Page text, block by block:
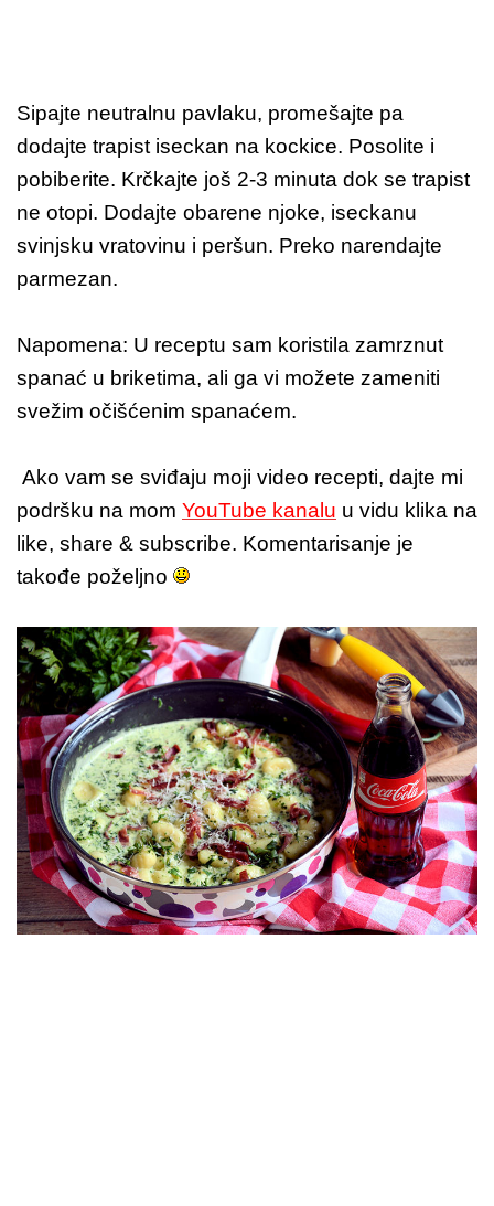
Sipajte neutralnu pavlaku, promešajte pa
dodajte trapist iseckan na kockice. Posolite i
pobiberite. Krčkajte još 2-3 minuta dok se trapist
ne otopi. Dodajte obarene njoke, iseckanu
svinjsku vratovinu i peršun. Preko narendajte
parmezan.
Napomena: U receptu sam koristila zamrznut
spanać u briketima, ali ga vi možete zameniti
svežim očišćenim spanaćem.
Ako vam se sviđaju moji video recepti, dajte mi
podršku na mom YouTube kanalu u vidu klika na
like, share & subscribe. Komentarisanje je
takođe poželjno